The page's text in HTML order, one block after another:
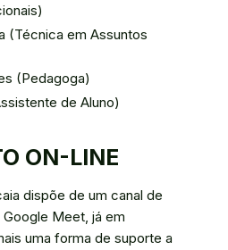
(Técnica em Assuntos
(Pedagoga)
de Aluno)
ON-LINE
dispõe de um canal de
Meet, já em
uma forma de suporte a